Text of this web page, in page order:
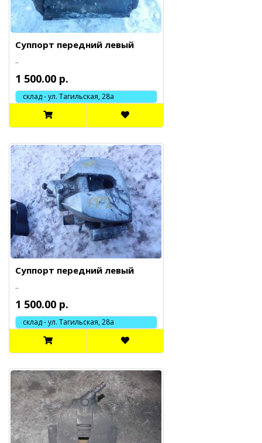
Суппорт передний левый
..
1 500.00 р.
склад - ул. Тагильская, 28а
Суппорт передний левый
..
1 500.00 р.
склад - ул. Тагильская, 28а